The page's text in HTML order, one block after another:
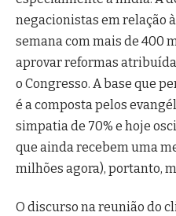
negacionistas em relação
semana com mais de 400
aprovar reformas
o Congresso. A base que
é a composta pelos
simpatia de 70% e hoje
que ainda recebem uma
milhões agora), portanto,
O discurso na reunião do